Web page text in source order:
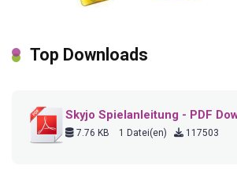
Top Downloads
Skyjo Spielanleitung - PDF
7.76 KB 1 Datei(en) 117503